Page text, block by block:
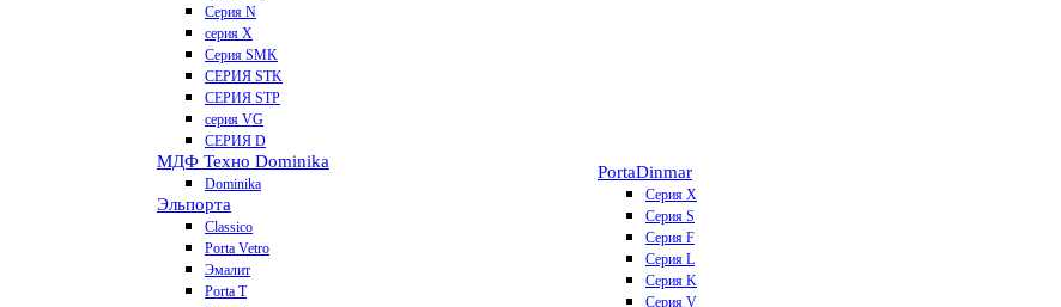
Серия N
серия X
Серия SMK
СЕРИЯ STK
СЕРИЯ STP
серия VG
СЕРИЯ D
МДФ Техно Dominika
Dominika
Эльпорта
Classico
Porta Vetro
Эмалит
Porta T
PortaDinmar
Серия X
Серия S
Серия F
Серия L
Серия K
Серия V